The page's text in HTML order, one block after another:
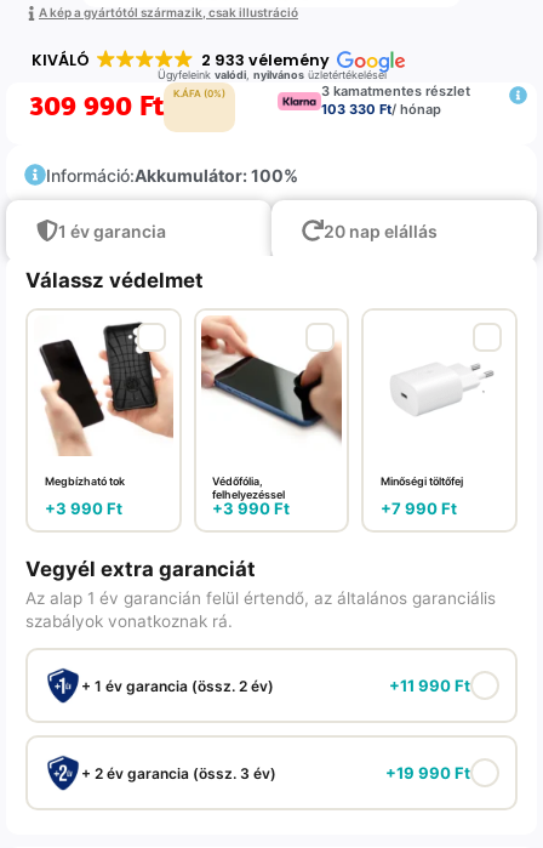
A kép a gyártótól származik, csak illustráció
KIVÁLÓ 2 933 vélemény
Ügyfeleink valódi, nyilvánosüzletértékelései
309 990 Ft K.ÁFA (0%)
3 kamatmentes részlet
103 330 Ft/ hónap
Információ:Akkumulátor: 100%
1 év garancia 20 nap elállás
Válassz védelmet
Megbízható tok
+3 990Ft
Védőfólia,
felhelyezéssel
+3 990Ft
Minőségi töltőfej
+7 990Ft
Vegyél extra garanciát
Az alap 1 év garancián felül értendő, az általános garanciális
szabályok vonatkoznak rá.
+ 1 év garancia (össz. 2 év) +11 990Ft
+ 2 év garancia (össz. 3 év) +19 990Ft